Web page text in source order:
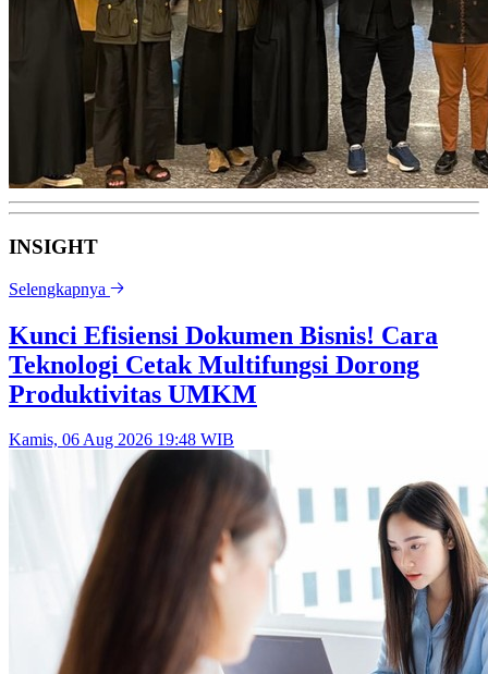
INSIGHT
Selengkapnya
Kunci Efisiensi Dokumen Bisnis! Cara
Teknologi Cetak Multifungsi Dorong
Produktivitas UMKM
Kamis, 06 Aug 2026 19:48 WIB